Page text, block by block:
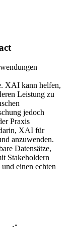
XAI kann helfen,
Leistung zu
jedoch
Praxis
XAI für
anzuwenden.
Datensätze,
Stakeholdern
einen echten